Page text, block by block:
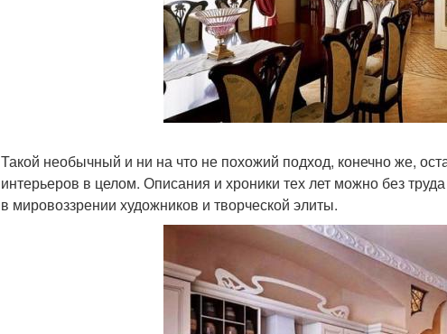
Такой необычный и ни на что не похожий подход, конечно же,
интерьеров в целом. Описания и хроники тех лет можно без
в мировоззрении художников и творческой элиты.